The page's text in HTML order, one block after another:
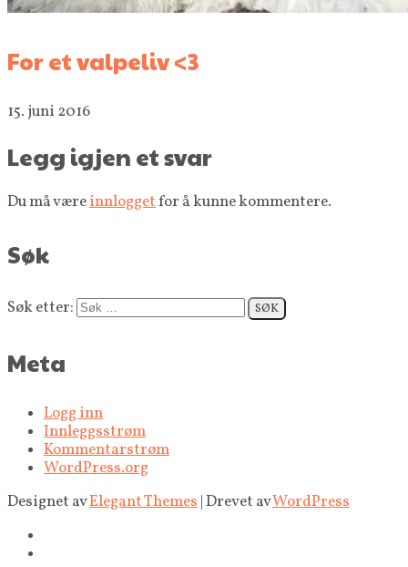
For et valpeliv <3
15. juni 2016
Legg igjen et svar
Du må væreinnloggetfor å kunne kommentere.
Søk
Søk etter:
Meta
Logg inn
Innleggsstrøm
Kommentarstrøm
WordPress.org
Designet avElegant Themes| Drevet avWordPress